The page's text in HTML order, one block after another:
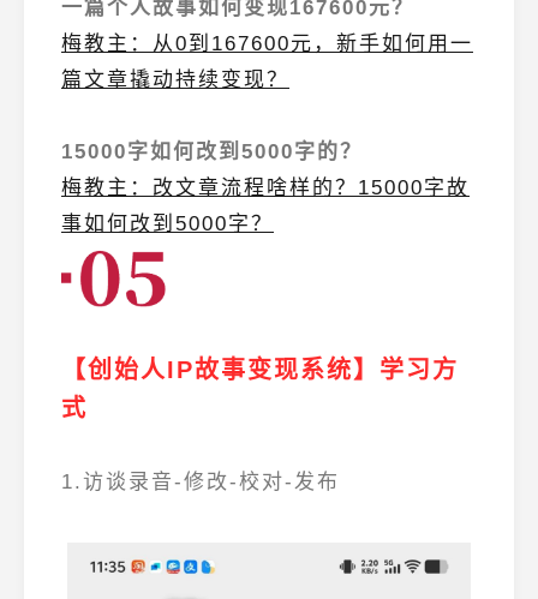
一篇个人故事如何变现167600元？
梅教主：从0到167600元，新手如何用一
篇文章撬动持续变现？
15000字如何改到5000字的？
梅教主：改文章流程啥样的？15000字故
事如何改到5000字？
【创始人IP故事变现系统】学习方
式
1.访谈录音-修改-校对-发布